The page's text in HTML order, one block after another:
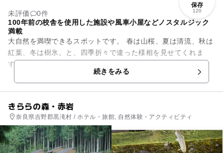
保存
120
未評価
0件
100年前の校舎を使用した施設や風車小屋などノスタルジック
満載
大自然を満喫できるスポットです。 春は山桜、夏は清流、秋は
紅葉、冬は樹氷。と、四季折々で違った様相を見せてくれま
す。 夏場はとても涼しく、家族でキャンプにでかけよう!とい
続きをみる
きららの森・赤岩
奈良県吉野郡黒滝村 / ホテル・旅館, 自然体験・アクティビティ